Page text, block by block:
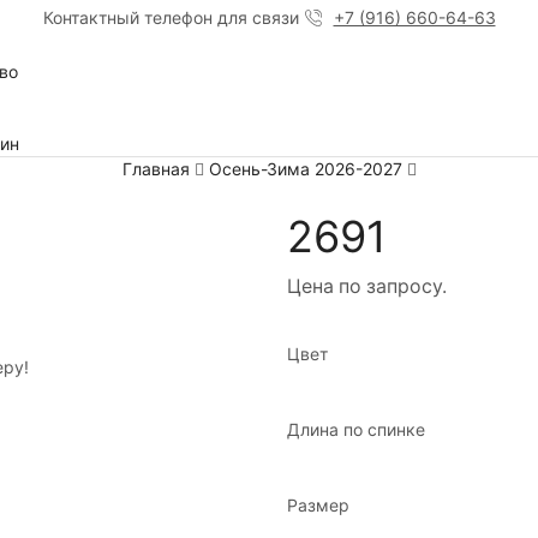
Контактный телефон для связи +7 (916) 660-64-63
Главная
Осень-Зима 2026-2027
2691
Цена по запросу.
Цвет
Длина по спинке
Размер